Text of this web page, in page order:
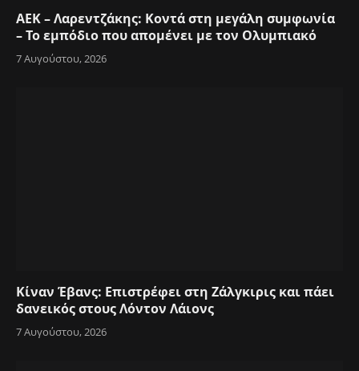
ΑΕΚ – Λαρεντζάκης: Κοντά στη μεγάλη συμφωνία
– Το εμπόδιο που απομένει με τον Ολυμπιακό
7 Αυγούστου, 2026
Κίναν Έβανς: Επιστρέφει στη Ζάλγκιρις και πάει
δανεικός στους Λόντον Λάιονς
7 Αυγούστου, 2026